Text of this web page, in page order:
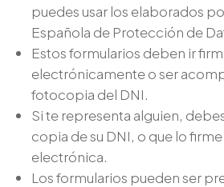
puedes usar los elaborados
Española de Protección de
Estos formularios deben ir
electrónicamente o ser
fotocopia del DNI.
Si te representa alguien,
copia de su DNI, o que lo
electrónica.
Los formularios pueden ser